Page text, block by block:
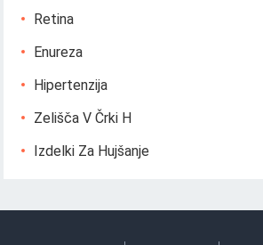
Retina
Enureza
Hipertenzija
Zelišča V Črki H
Izdelki Za Hujšanje